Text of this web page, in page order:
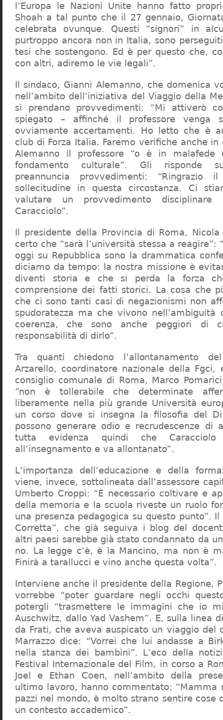
l’Europa le Nazioni Unite hanno fatto
Shoah a tal punto che il 27 gennaio,
celebrata ovunque. Questi “signori” in
purtroppo ancora non in Italia, sono
tesi che sostengono. Ed è per questo che,
con altri, adiremo le vie legali”.
Il sindaco, Gianni Alemanno, che domenica
nell’ambito dell’iniziativa del Viaggio della
si prendano provvedimenti: “Mi attiverò
spiegato – affinché il professore venga
ovviamente accertamenti. Ho letto che è
club di Forza Italia. Faremo verifiche anche in
Alemanno il professore “o è in malafede
fondamento culturale”. Gli risponde
preannuncia provvedimenti:
sollecitudine in questa circostanza. Ci
valutare un provvedimento
Caracciolo”.
Il presidente della Provincia di Roma,
certo che “sarà l’università stessa a reagire”:
oggi su Repubblica sono la drammatica
diciamo da tempo: la nostra missione è
diventi storia e che si perda la forza
comprensione dei fatti storici. La cosa che
che ci sono tanti casi di negazionismi non
spudoratezza ma che vivono nell’ambiguità
coerenza, che sono anche peggiori di
responsabilità di dirlo”.
Tra quanti chiedono l’allontanamento
Arzarello, coordinatore nazionale della
consiglio comunale di Roma, Marco
“non è tollerabile che determinate
liberamente nella più grande Università
un corso dove si insegna la filosofia del
possono generare odio e recrudescenze di
tutta evidenza quindi che
all’insegnamento e va allontanato”.
L’importanza dell’educazione e della
viene, invece, sottolineata dall’assessore
Umberto Croppi: “È necessario coltivare e
della memoria e la scuola riveste un ruolo
una presenza pedagogica su questo punto”.
Corretta”, che già seguiva i blog del
altri paesi sarebbe già stato condannato da
no. La legge c’è, è la Mancino, ma non è
Finirà a tarallucci e vino anche questa volta”.
Interviene anche il presidente della Regione,
vorrebbe “poter guardare negli occhi
potergli “trasmettere le immagini che io
Auschwitz, dallo Yad Vashem”. E, sulla linea
da Frati, che aveva auspicato un viaggio del
Marrazzo dice: “Vorrei che lui andasse a
nella stanza dei bambini”. L’eco della
Festival Internazionale del Film, in corso a
Joel e Ethan Coen, nell’ambito della
ultimo lavoro, hanno commentato: “Mamma
pazzi nel mondo, è molto strano sentire cose
un contesto accademico”.